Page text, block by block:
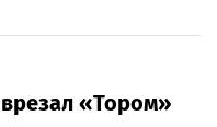
«Тором»